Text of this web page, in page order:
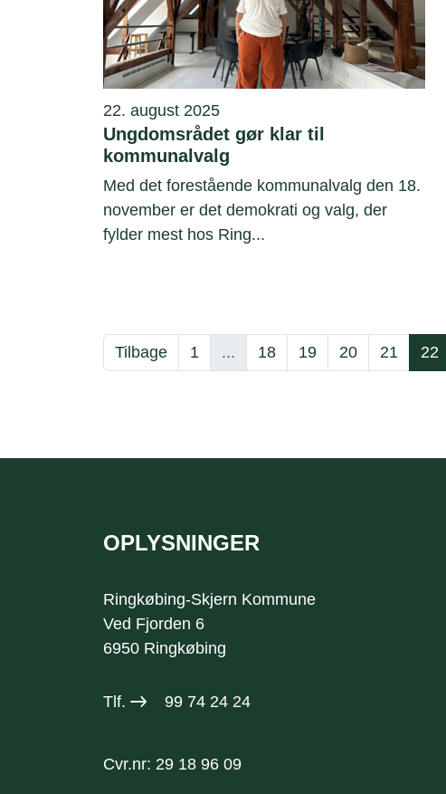
22. august 2025
Ungdomsrådet gør klar til
kommunalvalg
Med det forestående kommunalvalg den 18.
november er det demokrati og valg, der
fylder mest hos Ring...
Tilbage 1 ... 18 19 20 21 22
OPLYSNINGER
Ringkøbing-Skjern Kommune
Ved Fjorden 6
6950 Ringkøbing
Tlf. 99 74 24 24
Cvr.nr: 29 18 96 09